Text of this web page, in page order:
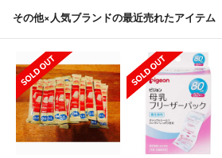
その他×人気ブランドの最近売れたアイテム